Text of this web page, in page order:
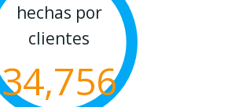
hechas por
clientes
34,756